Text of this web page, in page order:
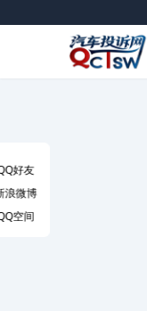
好友
浪微博
空间